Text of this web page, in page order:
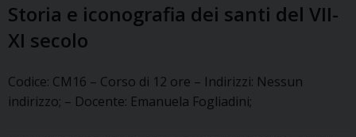
Storia e iconografia dei santi del VII-
XI secolo
Codice: CM16 – Corso di 12 ore – Indirizzi: Nessun
indirizzo; – Docente: Emanuela Fogliadini;